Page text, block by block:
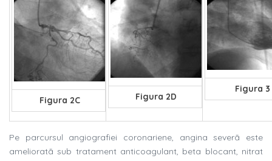
Figura 2C Figura 2D
Figura 3
Pe parcursul angiografiei coronariene, angina severã este
amelioratã sub tratament anticoagulant, beta blocant, nitrat